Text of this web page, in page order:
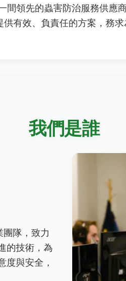
間領先的蟲害防治服務供應
有效、負責任的方案，務求
我們是誰
團隊，致力
的技術，為
度與安全，